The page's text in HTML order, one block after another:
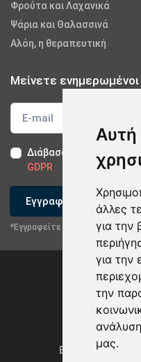
Αυτή
άλλες
για την
για την
την
μας.
Φρούτα και Λαχανικά
Ψάρια και Θαλασσινά
Αλόη, η θεραπευτική
Μείνετε ενημερωμένοι
Διάβασα και
GDPR
Εγγραφείτε
*Εγγραφείτε στο newsletter μας
Privacy
Ενημέρωση